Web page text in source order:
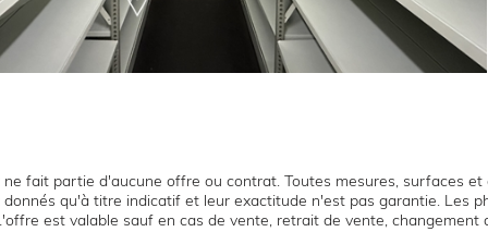
ne fait partie d'aucune offre ou contrat. Toutes mesures, surfaces
donnés qu'à titre indicatif et leur exactitude n'est pas garantie. Les
est valable sauf en cas de vente, retrait de vente, changement